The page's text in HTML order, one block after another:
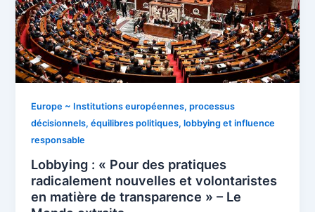
Europe ~ Institutions européennes, processus
décisionnels, équilibres politiques, lobbying et influence
responsable
Lobbying : « Pour des pratiques
radicalement nouvelles et volontaristes
en matière de transparence » – Le